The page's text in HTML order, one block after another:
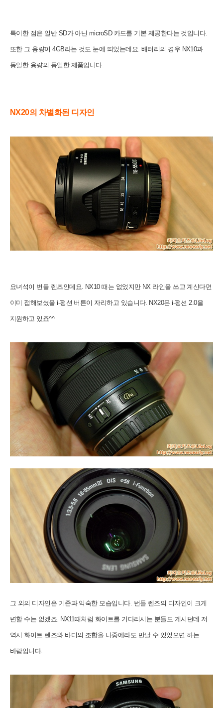
특이한 점은 일반 SD가 아닌 microSD 카드를 기본 제공한다는 것입니다.
또한 그 용량이 4GB라는 것도 눈에 띄었는데요. 배터리의 경우 NX10과
동일한 용량의 동일한 제품입니다.
NX20의 차별화된 디자인
요녀석이 번들 렌즈인데요. NX10 때는 없었지만 NX 라인을 쓰고 계신다면
이미 접해보셨을 i-펑션 버튼이 자리하고 있습니다. NX20은 i-펑션 2.0을
지원하고 있죠^^
그 외의 디자인은 기존과 익숙한 모습입니다. 번들 렌즈의 디자인이 크게
변할 수는 없겠죠. NX11때처럼 화이트를 기다리시는 분들도 계시던데 저
역시 화이트 렌즈와 바디의 조합을 나중에라도 만날 수 있었으면 하는
바람입니다.